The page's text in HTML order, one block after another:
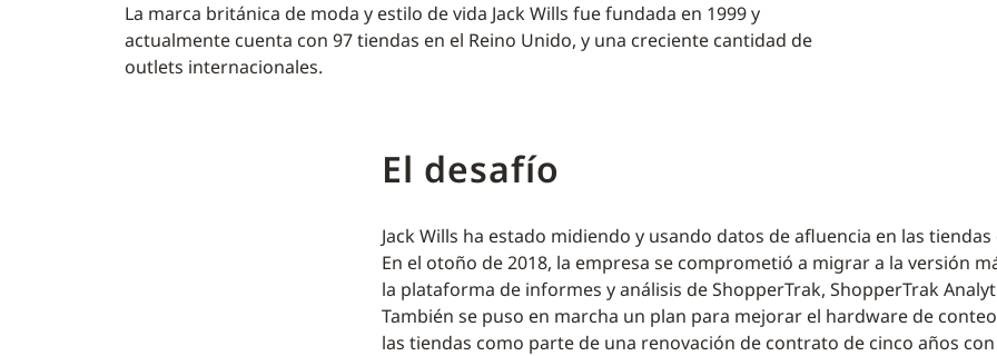
La marca británica de moda y estilo de vida Jack Wills fue fundada en 1999 y
actualmente cuenta con 97 tiendas en el Reino Unido, y una creciente cantidad de
outlets internacionales.
El desafío
Jack Wills ha estado midiendo y usando datos de afluencia en las tiendas
En el otoño de 2018, la empresa se comprometió a migrar a la versión
la plataforma de informes y análisis de ShopperTrak, ShopperTrak
También se puso en marcha un plan para mejorar el hardware de
las tiendas como parte de una renovación de contrato de cinco años